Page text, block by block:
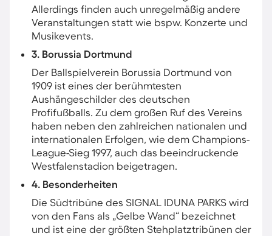
Allerdings finden auch unregelmäßig andere
Veranstaltungen statt wie bspw. Konzerte und
Musikevents.
3. Borussia Dortmund
Der Ballspielverein Borussia Dortmund von
1909 ist eines der berühmtesten
Aushängeschilder des deutschen
Profifußballs. Zu dem großen Ruf des Vereins
haben neben den zahlreichen nationalen und
internationalen Erfolgen, wie dem Champions-
League-Sieg 1997, auch das beeindruckende
Westfalenstadion beigetragen.
4. Besonderheiten
Die Südtribüne des SIGNAL IDUNA PARKS wird
von den Fans als „Gelbe Wand“ bezeichnet
und ist eine der größten Stehplatztribünen der